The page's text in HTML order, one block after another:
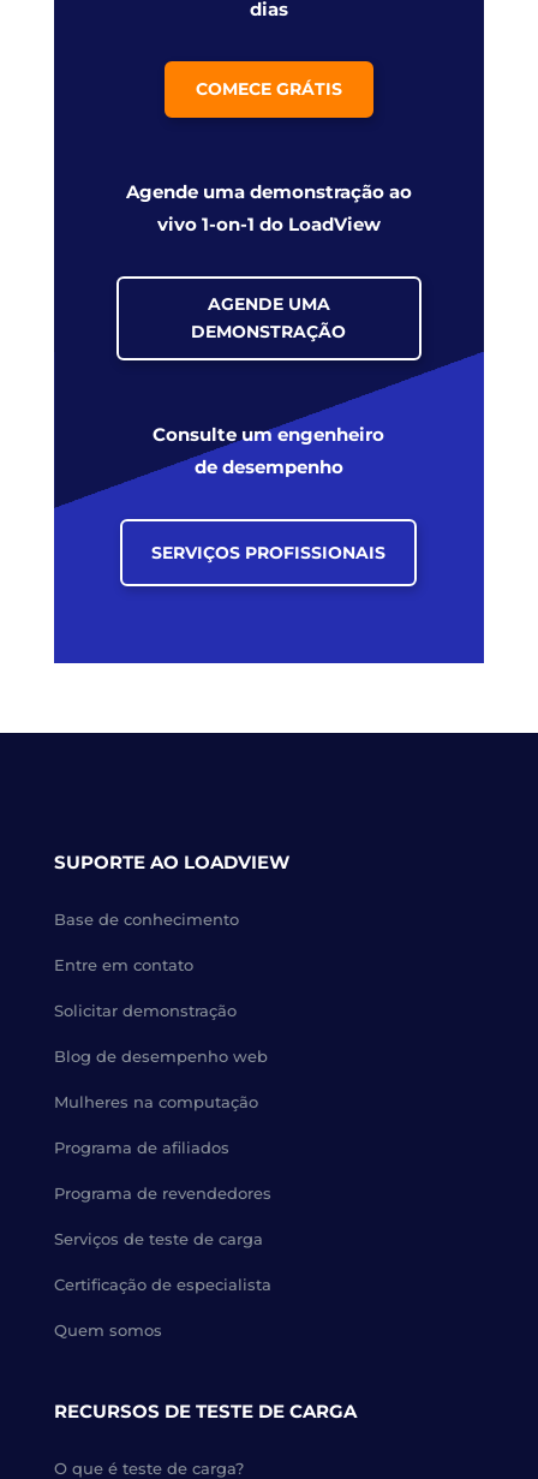
dias
COMECE GRÁTIS
Agende uma demonstração ao
vivo 1-on-1 do LoadView
AGENDE UMA
DEMONSTRAÇÃO
Consulte um engenheiro
de desempenho
SERVIÇOS PROFISSIONAIS
SUPORTE AO LOADVIEW
Base de conhecimento
Entre em contato
Solicitar demonstração
Blog de desempenho web
Mulheres na computação
Programa de afiliados
Programa de revendedores
Serviços de teste de carga
Certificação de especialista
Quem somos
RECURSOS DE TESTE DE CARGA
O que é teste de carga?